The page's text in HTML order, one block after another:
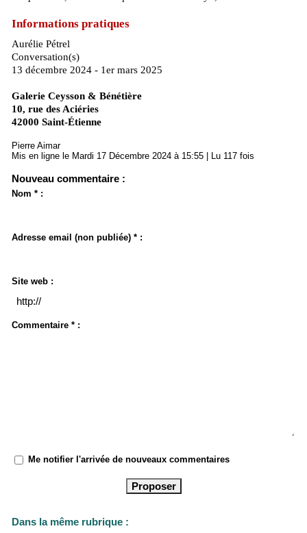
Informations pratiques
Aurélie Pétrel
Conversation(s)
13 décembre 2024 - 1er mars 2025
Galerie Ceysson & Bénétière
10, rue des Aciéries
42000 Saint-Étienne
Pierre Aimar
Mis en ligne le Mardi 17 Décembre 2024 à 15:55 | Lu 117 fois
Nouveau commentaire :
Nom * :
Adresse email (non publiée) * :
Site web :
Commentaire * :
Me notifier l'arrivée de nouveaux commentaires
Dans la même rubrique :